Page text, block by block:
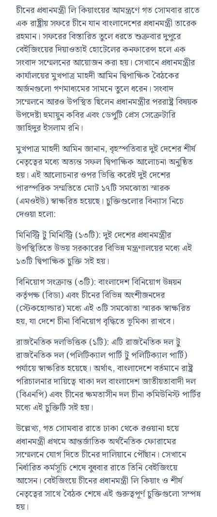
চীনের প্রধানমন্ত্রী লি কিয়াংয়ের আমন্ত্রণে গত সোমবার রাতে
এক রাষ্ট্রীয় সফরে চীনে যান বাংলাদেশের প্রধানমন্ত্রী তারেক
রহমান। সফরের বিস্তারিত তুলে ধরতে শুক্রবার দুপুরে
বেইজিংয়ের দিয়াওতাই হোটেলের কনফারেন্স হলে এক
সংবাদ সম্মেলনের আয়োজন করা হয়। সেখানে প্রধানমন্ত্রীর
কার্যালয়ের মুখপাত্র মাহদী আমিন দ্বিপাক্ষিক বৈঠকের
অর্জনগুলো গণমাধ্যমের সামনে তুলে ধরেন। সংবাদ
সম্মেলনে আরও উপস্থিত ছিলেন প্রধানমন্ত্রীর পররাষ্ট্র বিষয়ক
উপদেষ্টা হুমায়ুন কবির এবং ডেপুটি প্রেস সেক্রেটারি
জাহিদুর ইসলাম রনি।
মুখপাত্র মাহদী আমিন জানান, বৃহস্পতিবার দুই দেশের শীর্ষ
নেতৃত্বের মধ্যে অত্যন্ত সফল দ্বিপাক্ষিক আলোচনা অনুষ্ঠিত
হয়। এই আলোচনার ওপর ভিত্তি করেই দুই দেশের
পারস্পরিক সম্মতিতে মোট ১৭টি সমঝোতা স্মারক
(এমওইউ) স্বাক্ষরিত হয়েছে। চুক্তিগুলোর বিন্যাস নিচে
দেওয়া হলো:
মিনিস্ট্রি টু মিনিস্ট্রি (১৩টি): দুই দেশের প্রধানমন্ত্রীর
উপস্থিতিতে উভয় সরকারের বিভিন্ন মন্ত্রণালয়ের মধ্যে এই
১৩টি দ্বিপাক্ষিক চুক্তি সই হয়।
বিনিয়োগ সংক্রান্ত (৩টি): বাংলাদেশ বিনিয়োগ উন্নয়ন
কর্তৃপক্ষ (বিডা) এবং চীনের বিভিন্ন অংশীজনদের
(স্টেকহোল্ডার) মধ্যে এই ৩টি সমঝোতা স্মারক স্বাক্ষরিত
হয়, যা দেশে চীনা বিনিয়োগ বৃদ্ধিতে ভূমিকা রাখবে।
রাজনৈতিক দলভিত্তিক (১টি): এটি রাজনৈতিক দল টু
রাজনৈতিক দল (পলিটিক্যাল পার্টি টু পলিটিক্যাল পার্টি)
পর্যায়ে স্বাক্ষরিত হয়েছে। অর্থাৎ, বাংলাদেশে বর্তমানে রাষ্ট্র
পরিচালনার দায়িত্বে থাকা দল বাংলাদেশ জাতীয়তাবাদী দল
(বিএনপি) এবং চীনের ক্ষমতাসীন দল চীনা কমিউনিস্ট পার্টির
মধ্যে এই চুক্তিটি সই হয়।
উল্লেখ্য, গত সোমবার রাতে ঢাকা থেকে রওয়ানা হয়ে
প্রধানমন্ত্রী প্রথমে আন্তর্জাতিক অর্থনৈতিক ফোরামের
সম্মেলনে যোগ দিতে চীনের দালিয়ানে পৌঁছান। সেখানে
নির্ধারিত কর্মসূচি শেষে বুধবার রাতে তিনি বেইজিংয়ে
আসেন। বেইজিংয়ে চীনের প্রধানমন্ত্রী লি কিয়াং ও শীর্ষ
নেতৃত্বের সাথে বৈঠক শেষে এই গুরুত্বপূর্ণ চুক্তিগুলো সম্পন্ন
হয়।